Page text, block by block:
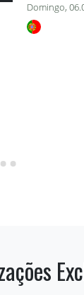
Domingo,